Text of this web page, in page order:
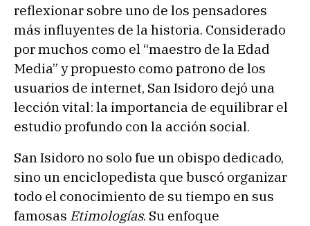
reflexionar sobre uno de los pensadores
más influyentes de la historia. Considerado
por muchos como el “maestro de la Edad
Media” y propuesto como patrono de los
usuarios de internet, San Isidoro dejó una
lección vital: la importancia de equilibrar el
estudio profundo con la acción social.
San Isidoro no solo fue un obispo dedicado,
sino un enciclopedista que buscó organizar
todo el conocimiento de su tiempo en sus
famosas Etimologías. Su enfoque